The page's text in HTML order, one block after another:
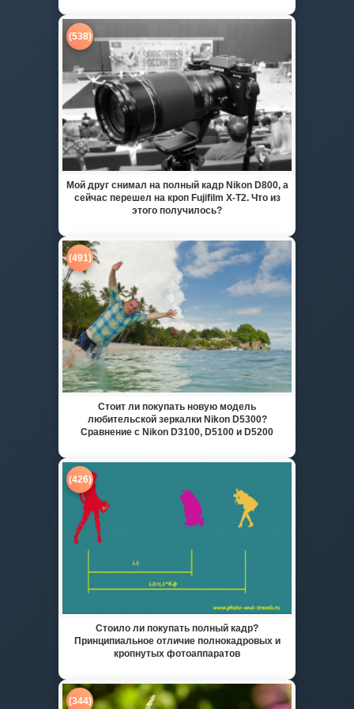
(538)
Мой друг снимал на полный кадр Nikon D800, а
сейчас перешел на кроп Fujifilm X-T2. Что из
этого получилось?
(491)
Стоит ли покупать новую модель
любительской зеркалки Nikon D5300?
Сравнение с Nikon D3100, D5100 и D5200
(426)
Стоило ли покупать полный кадр?
Принципиальное отличие полнокадровых и
кропнутых фотоаппаратов
(344)